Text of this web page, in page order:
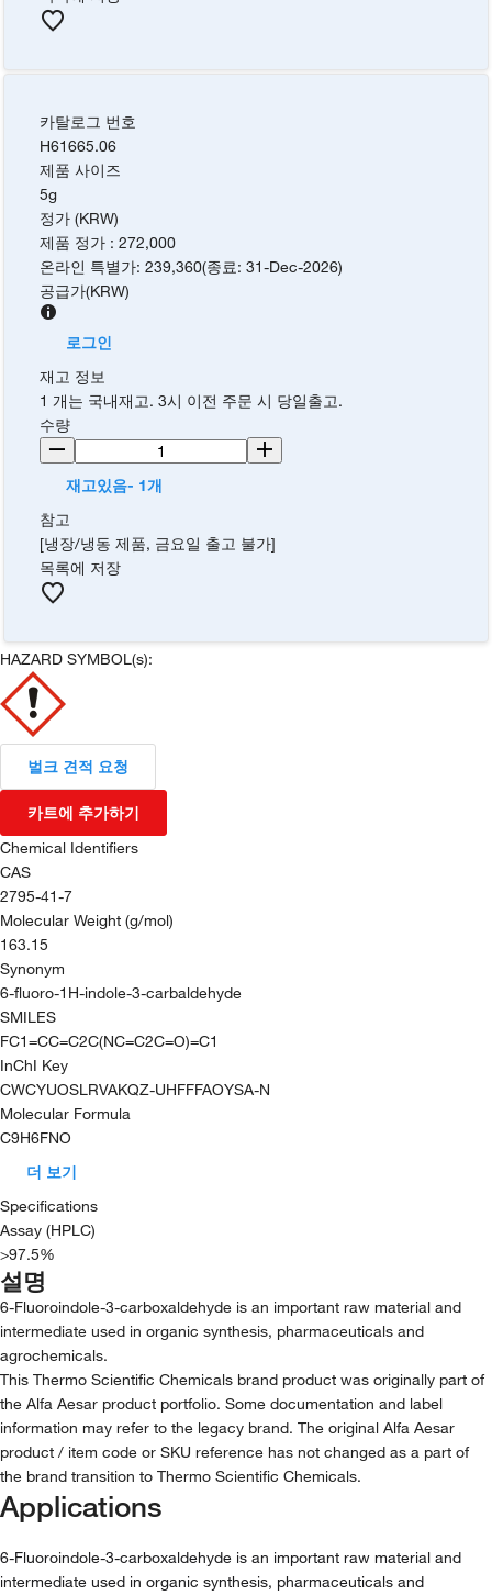
카탈로그 번호
H61665.06
제품 사이즈
5g
정가 (KRW)
제품 정가 :272,000
온라인 특별가:239,360(종료:31-Dec-2026)
공급가(KRW)
로그인
재고 정보
1 개는 국내재고. 3시 이전 주문 시 당일출고.
수량
재고있음- 1개
참고
[냉장/냉동 제품, 금요일 출고 불가]
목록에 저장
HAZARD SYMBOL(s):
벌크 견적 요청
카트에 추가하기
Chemical Identifiers
CAS
2795-41-7
Molecular Weight (g/mol)
163.15
Synonym
6-fluoro-1H-indole-3-carbaldehyde
SMILES
FC1=CC=C2C(NC=C2C=O)=C1
InChI Key
CWCYUOSLRVAKQZ-UHFFFAOYSA-N
Molecular Formula
C9H6FNO
더 보기
Specifications
Assay (HPLC)
>97.5%
설명
6-Fluoroindole-3-carboxaldehyde is an important raw material and
intermediate used in organic synthesis, pharmaceuticals and
agrochemicals.
This Thermo Scientific Chemicals brand product was originally part of
the Alfa Aesar product portfolio. Some documentation and label
information may refer to the legacy brand. The original Alfa Aesar
product / item code or SKU reference has not changed as a part of
the brand transition to Thermo Scientific Chemicals.
Applications
6-Fluoroindole-3-carboxaldehyde is an important raw material and
intermediate used in organic synthesis, pharmaceuticals and